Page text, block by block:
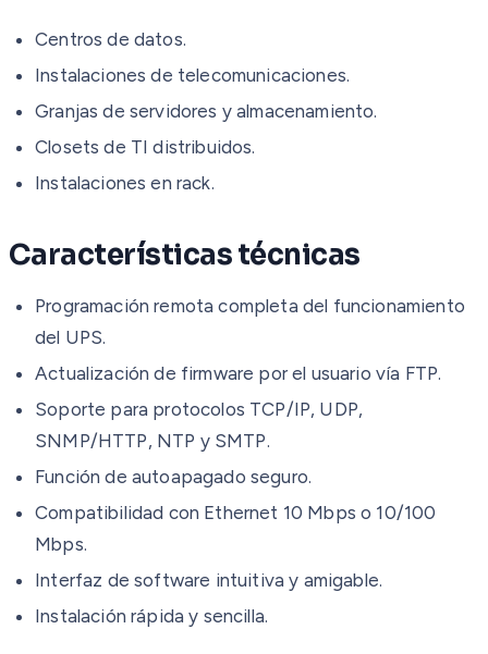
Centros de datos.
Instalaciones de telecomunicaciones.
Granjas de servidores y almacenamiento.
Closets de TI distribuidos.
Instalaciones en rack.
Características técnicas
Programación remota completa del funcionamiento
del UPS.
Actualización de firmware por el usuario vía FTP.
Soporte para protocolos TCP/IP, UDP,
SNMP/HTTP, NTP y SMTP.
Función de autoapagado seguro.
Compatibilidad con Ethernet 10 Mbps o 10/100
Mbps.
Interfaz de software intuitiva y amigable.
Instalación rápida y sencilla.